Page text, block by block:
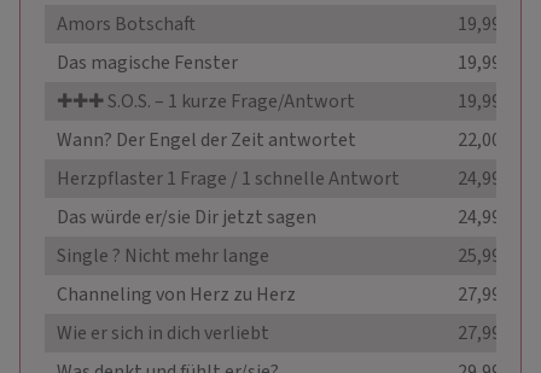
Amors Botschaft
19,99 €
Das magische Fenster
19,99 €
✚✚✚ S.O.S. – 1 kurze Frage/Antwort
19,99 €
Wann? Der Engel der Zeit antwortet
22,00 €
Herzpflaster 1 Frage / 1 schnelle Antwort
24,99 €
Das würde er/sie Dir jetzt sagen
24,99 €
Single ? Nicht mehr lange
25,99 €
Channeling von Herz zu Herz
27,99 €
Wie er sich in dich verliebt
27,99 €